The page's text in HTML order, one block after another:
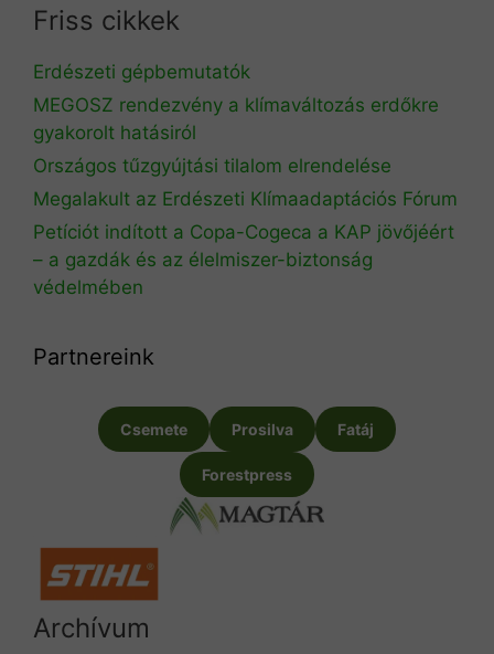
Friss cikkek
Erdészeti gépbemutatók
MEGOSZ rendezvény a klímaváltozás erdőkre
gyakorolt hatásiról
Országos tűzgyújtási tilalom elrendelése
Megalakult az Erdészeti Klímaadaptációs Fórum
Petíciót indított a Copa-Cogeca a KAP jövőjéért
– a gazdák és az élelmiszer-biztonság
védelmében
Partnereink
Csemete Prosilva Fatáj
Forestpress
Archívum